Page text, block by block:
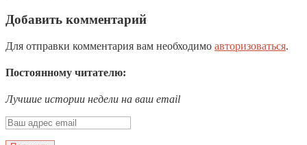
Добавить комментарий
Для отправки комментария вам необходимо авторизоваться.
Постоянному читателю:
Лучшие истории недели на ваш email